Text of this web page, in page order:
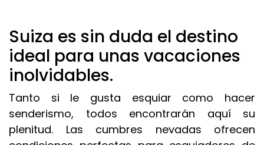
Suiza es sin duda el destino
ideal para unas vacaciones
inolvidables.
Tanto si le gusta esquiar como hacer
senderismo, todos encontrarán aquí su
plenitud. Las cumbres nevadas ofrecen